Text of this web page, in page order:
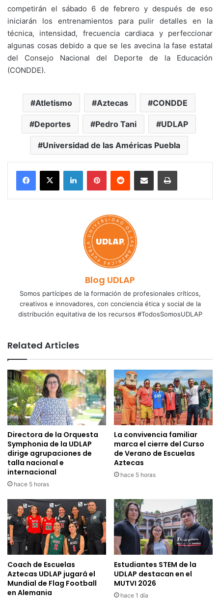
competirán el sábado 6 de febrero y después de eso
iniciarán los entrenamientos para pulir detalles en la
técnica, intensidad, frecuencia cardiaca y perfeccionar
algunas cosas debido a que se les avecina la fase estatal
del Consejo Nacional del Deporte de la Educación
(CONDDE).
Atletismo Aztecas CONDDE
Deportes Pedro Tani UDLAP
Universidad de las Américas Puebla
LinkedInPinterestReddit Share via Email Print
Blog UDLAP
Somos partícipes de la formación de profesionales críticos,
creativos e innovadores, con conciencia ética y social de la
distribución equitativa de los recursos #TodosSomosUDLAP
Related Articles
Directora de la Orquesta
Symphonia de la UDLAP
dirige agrupaciones de
talla nacional e
internacional
hace 5 horas
La convivencia familiar
marca el cierre del Curso
de Verano de Escuelas
Aztecas
hace 5 horas
Coach de Escuelas
Aztecas UDLAP jugará el
Mundial de Flag Football
en Alemania
Estudiantes STEM de la
UDLAP destacan en el
MUTVI 2026
hace 1 día